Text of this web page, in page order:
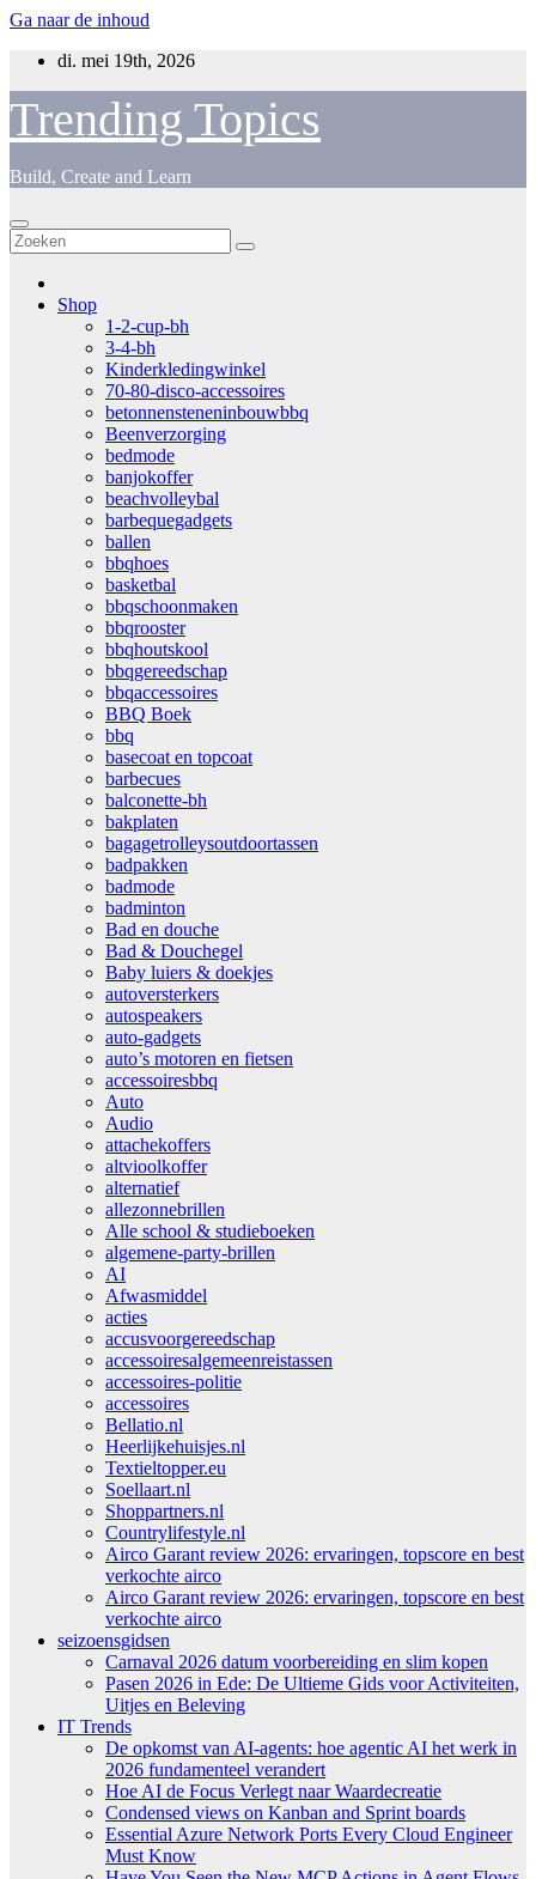
Ga naar de inhoud
di. mei 19th, 2026
Trending Topics
Build, Create and Learn
Shop
1-2-cup-bh
3-4-bh
Kinderkledingwinkel
70-80-disco-accessoires
betonnensteneninbouwbbq
Beenverzorging
bedmode
banjokoffer
beachvolleybal
barbequegadgets
ballen
bbqhoes
basketbal
bbqschoonmaken
bbqrooster
bbqhoutskool
bbqgereedschap
bbqaccessoires
BBQ Boek
bbq
basecoat en topcoat
barbecues
balconette-bh
bakplaten
bagagetrolleysoutdoortassen
badpakken
badmode
badminton
Bad en douche
Bad & Douchegel
Baby luiers & doekjes
autoversterkers
autospeakers
auto-gadgets
auto’s motoren en fietsen
accessoiresbbq
Auto
Audio
attachekoffers
altvioolkoffer
alternatief
allezonnebrillen
Alle school & studieboeken
algemene-party-brillen
AI
Afwasmiddel
acties
accusvoorgereedschap
accessoiresalgemeenreistassen
accessoires-politie
accessoires
Bellatio.nl
Heerlijkehuisjes.nl
Textieltopper.eu
Soellaart.nl
Shoppartners.nl
Countrylifestyle.nl
Airco Garant review 2026: ervaringen, topscore en best
verkochte airco
Airco Garant review 2026: ervaringen, topscore en best
verkochte airco
seizoensgidsen
Carnaval 2026 datum voorbereiding en slim kopen
Pasen 2026 in Ede: De Ultieme Gids voor Activiteiten,
Uitjes en Beleving
IT Trends
De opkomst van AI-agents: hoe agentic AI het werk in
2026 fundamenteel verandert
Hoe AI de Focus Verlegt naar Waardecreatie
Condensed views on Kanban and Sprint boards
Essential Azure Network Ports Every Cloud Engineer
Must Know